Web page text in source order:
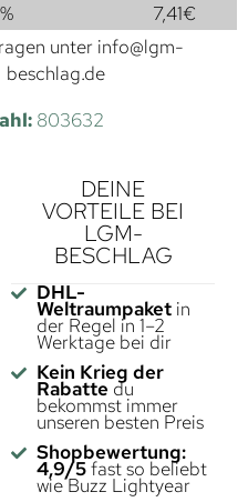
7,41€
unter info@lgm-
beschlag.de
803632
DEINE
VORTEILE BEI
LGM-
BESCHLAG
DHL-
Weltraumpaketin
der Regel in 1–2
Werktage bei dir
Kein Krieg der
Rabatte du
bekommst immer
unseren besten Preis
Shopbewertung:
4,9/5fast so beliebt
wie Buzz Lightyear